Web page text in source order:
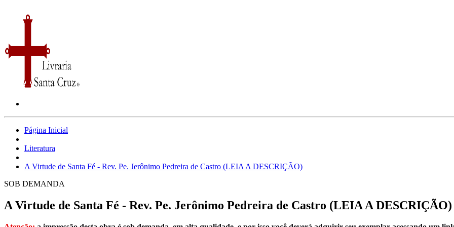
Página Inicial
Literatura
A Virtude de Santa Fé - Rev. Pe. Jerônimo Pedreira de Castro (LEIA A DESCRIÇÃO)
SOB DEMANDA
A Virtude de Santa Fé - Rev. Pe. Jerônimo Pedreira de Castro (LEIA A DESCRIÇÃO)